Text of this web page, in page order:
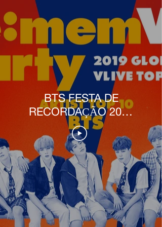
BTS FESTA DE
RECORDAÇÃO 2019
TOP 10 GLOBAL DO
VLIVE [PT-BR]